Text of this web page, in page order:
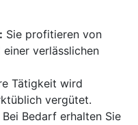
Sie profitieren von
verlässlichen
Tätigkeit wird
vergütet.
Bei Bedarf erhalten Sie